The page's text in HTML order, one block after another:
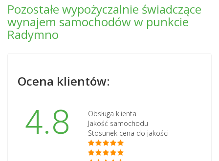
Pozostałe wypożyczalnie świadczące
wynajem samochodów w punkcie
Radymno
Ocena klientów:
4.8
Obsługa klienta
Jakość samochodu
Stosunek cena do jakości